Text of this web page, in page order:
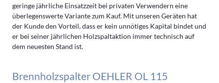
geringe jährliche Einsatzzeit bei privaten Verwendern eine
überlegenswerte Variante zum Kauf. Mit unseren Geräten hat
der Kunde den Vorteil, dass er kein unnötiges Kapital bindet und
er bei seiner jährlichen Holzspaltaktion immer technisch auf
dem neuesten Stand ist.
Brennholzspalter OEHLER OL 115